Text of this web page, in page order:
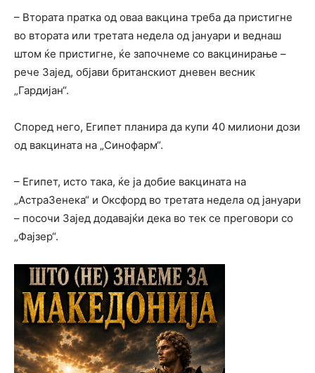
– Втората пратка од оваа вакцина треба да пристигне
во втората или третата недела од јануари и веднаш
штом ќе пристигне, ќе започнеме со вакцинирање –
рече Зајед, објави британскиот дневен весник
„Гардијан“.
Според него, Египет планира да купи 40 милиони дози
од вакцината на „Синофарм“.
– Египет, исто така, ќе ја добие вакцината на
„АстраЗенека“ и Оксфорд во третата недела од јануари
– посочи Зајед додавајќи дека во тек се преговори со
„Фајзер“.